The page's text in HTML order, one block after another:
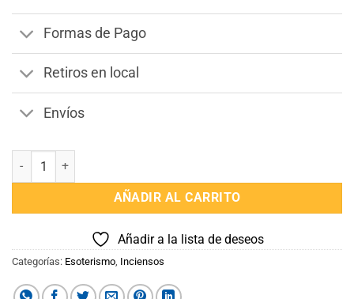
Formas de Pago
Retiros en local
Envíos
Sahumitos x 1 Unidad Mirra Palo Santo Sagrada Madre cantidad
AÑADIR AL CARRITO
Añadir a la lista de deseos
Categorías: Esoterismo, Inciensos